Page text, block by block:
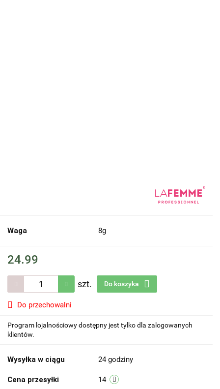
Waga 8g
24.99
szt. Do koszyka
Do przechowalni
Program lojalnościowy dostępny jest tylko dla zalogowanych
klientów.
Wysyłka w ciągu 24 godziny
Cena przesyłki 14